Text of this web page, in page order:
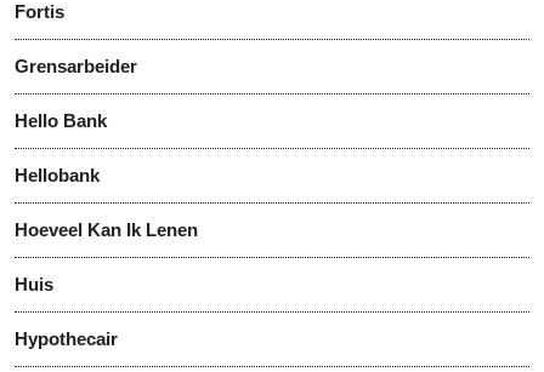
Fortis
Grensarbeider
Hello Bank
Hellobank
Hoeveel Kan Ik Lenen
Huis
Hypothecair